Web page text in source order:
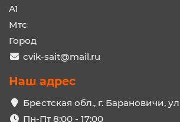
A1
Мтс
Город
cvik-sait@mail.ru
Наш адрес
Брестская обл., г. Барановичи,
Пн-Пт 8:00 - 17:00